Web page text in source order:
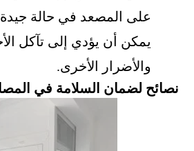
على المصعد في حالة
يمكن أن يؤدي إلى تآكل
والأضرار الأخرى.
نصائح لضمان السلامة في